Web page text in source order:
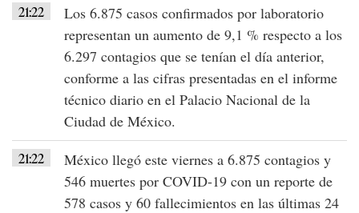
21:22
Los 6.875 casos confirmados por laboratorio
representan un aumento de 9,1 % respecto a los
6.297 contagios que se tenían el día anterior,
conforme a las cifras presentadas en el informe
técnico diario en el Palacio Nacional de la
Ciudad de México.
21:22
México llegó este viernes a 6.875 contagios y
546 muertes por COVID-19 con un reporte de
578 casos y 60 fallecimientos en las últimas 24